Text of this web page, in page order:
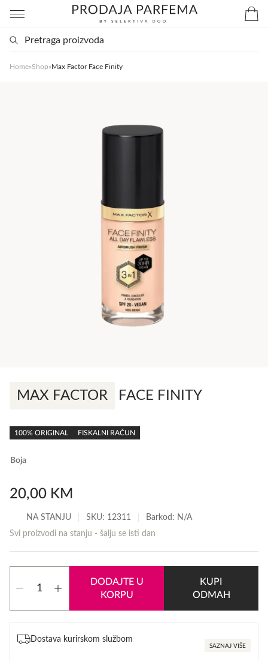
Home»Shop»Max Factor Face Finity
MAX FACTOR FACE FINITY
rating
100% ORIGINAL FISKALNI RAČUN
Boja
20,00 KM
NA STANJU SKU: 12311
Barkod: N/A
Svi proizvodi na stanju - šalju se isti dan
Factor
Finity
količina
DODAJTE U
KORPU
KUPI
ODMAH
Dostava kurirskom službom
SAZNAJ VIŠE